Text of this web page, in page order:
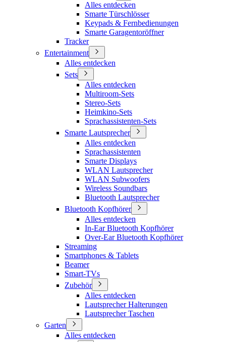
Alles entdecken
Smarte Türschlösser
Keypads & Fernbedienungen
Smarte Garagentoröffner
Tracker
Entertainment
Alles entdecken
Sets
Alles entdecken
Multiroom-Sets
Stereo-Sets
Heimkino-Sets
Sprachassistenten-Sets
Smarte Lautsprecher
Alles entdecken
Sprachassistenten
Smarte Displays
WLAN Lautsprecher
WLAN Subwoofers
Wireless Soundbars
Bluetooth Lautsprecher
Bluetooth Kopfhörer
Alles entdecken
In-Ear Bluetooth Kopfhörer
Over-Ear Bluetooth Kopfhörer
Streaming
Smartphones & Tablets
Beamer
Smart-TVs
Zubehör
Alles entdecken
Lautsprecher Halterungen
Lautsprecher Taschen
Garten
Alles entdecken